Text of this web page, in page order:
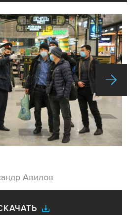
Авилов